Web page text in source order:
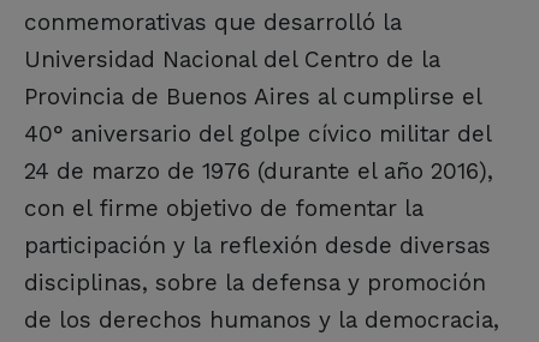
conmemorativas que desarrolló la
Universidad Nacional del Centro de la
Provincia de Buenos Aires al cumplirse el
40° aniversario del golpe cívico militar del
24 de marzo de 1976 (durante el año 2016),
con el firme objetivo de fomentar la
participación y la reflexión desde diversas
disciplinas, sobre la defensa y promoción
de los derechos humanos y la democracia,